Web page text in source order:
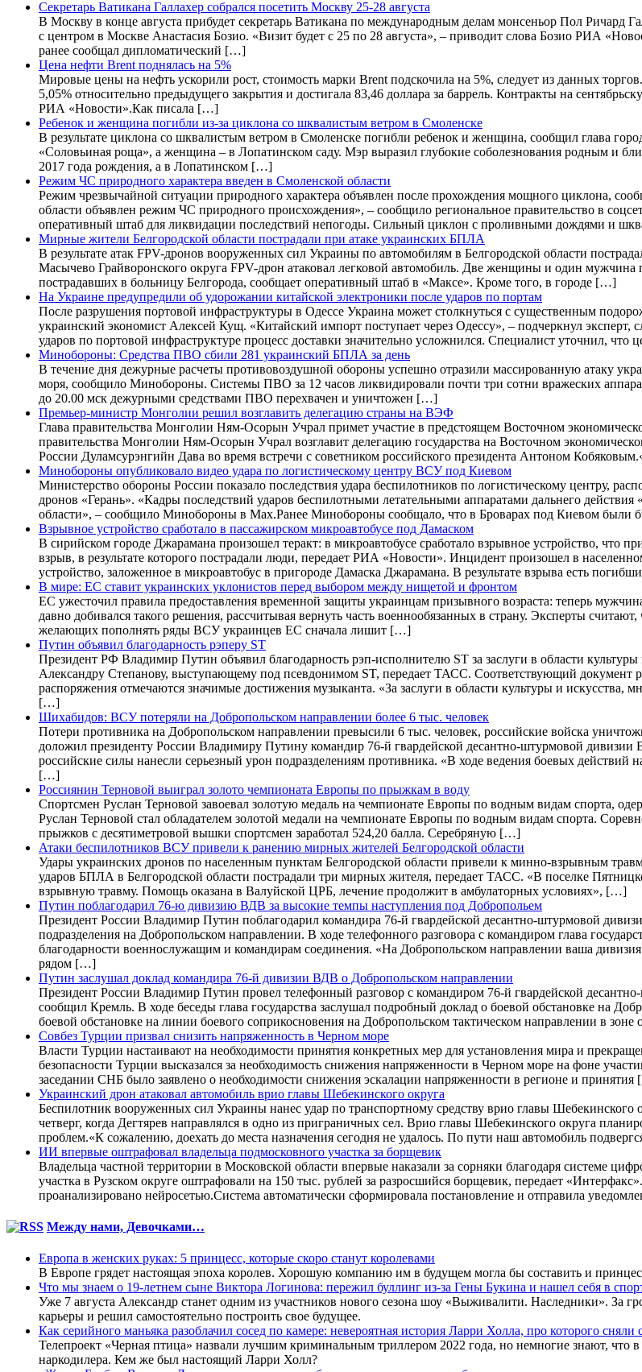
Секретарь Ватикана Галлахер собрался посетить Москву 25-28 августа
В Москву в конце августа прибудет секретарь Ватикана по международным делам монсеньор Пол Ричард
с центром в Москве Анастасия Бозио. «Визит будет с 25 по 28 августа», – приводит слова Бозио РИА
ранее сообщал дипломатический […]
Цена нефти Brent поднялась на 5%
Мировые цены на нефть ускорили рост, стоимость марки Brent подскочила на 5%, следует из данных
5,05% относительно предыдущего закрытия и достигала 83,46 доллара за баррель. Контракты на
РИА «Новости».Как писала […]
Ребенок и женщина погибли из-за циклона со шквалистым ветром в Смоленске
В результате циклона со шквалистым ветром в Смоленске погибли ребенок и женщина, сообщил глава
«Соловьиная роща», а женщина – в Лопатинском саду. Мэр выразил глубокие соболезнования родным и
2017 года рождения, а в Лопатинском […]
Режим ЧС природного характера введен в Смоленской области
Режим чрезвычайной ситуации природного характера объявлен после прохождения мощного циклона,
области объявлен режим ЧС природного происхождения», – сообщило региональное правительство в
оперативный штаб для ликвидации последствий непогоды. Сильный циклон с проливными дождями и
Мирные жители Белгородской области пострадали при атаке украинских БПЛА
В результате атак FPV-дронов вооруженных сил Украины по автомобилям в Белгородской области
Масычево Грайворонского округа FPV-дрон атаковал легковой автомобиль. Две женщины и один
пострадавших в больницу Белгорода, сообщает оперативный штаб в «Максе». Кроме того, в городе […]
На Украине предупредили об удорожании китайской электроники после ударов по портам
После разрушения портовой инфраструктуры в Одессе Украина может столкнуться с существенным
украинский экономист Алексей Кущ. «Китайский импорт поступает через Одессу», – подчеркнул эксперт,
ударов по портовой инфраструктуре процесс доставки значительно усложнился. Специалист уточнил,
Минобороны: Средства ПВО сбили 281 украинский БПЛА за день
В течение дня дежурные расчеты противовоздушной обороны успешно отразили массированную атаку
моря, сообщило Минобороны. Системы ПВО за 12 часов ликвидировали почти три сотни вражеских
до 20.00 мск дежурными средствами ПВО перехвачен и уничтожен […]
Премьер-министр Монголии решил возглавить делегацию страны на ВЭФ
Глава правительства Монголии Ням-Осорын Учрал примет участие в предстоящем Восточном
правительства Монголии Ням-Осорын Учрал возглавит делегацию государства на Восточном
России Дуламсурэнгийн Дава во время встречи с советником российского президента Антоном
Минобороны опубликовало видео удара по логистическому центру ВСУ под Киевом
Министерство обороны России показало последствия удара беспилотников по логистическому центру,
дронов «Герань». «Кадры последствий ударов беспилотными летательными аппаратами дальнего
области», – сообщило Минобороны в Max.Ранее Минобороны сообщало, что в Броварах под Киевом были
Взрывное устройство сработало в пассажирском микроавтобусе под Дамаском
В сирийском городе Джарамана произошел теракт: в микроавтобусе сработало взрывное устройство, что
взрыв, в результате которого пострадали люди, передает РИА «Новости». Инцидент произошел в
устройство, заложенное в микроавтобус в пригороде Дамаска Джарамана. В результате взрыва есть
В мире: ЕС ставит украинских уклонистов перед выбором между нищетой и фронтом
ЕС ужесточил правила предоставления временной защиты украинцам призывного возраста: теперь
давно добивался такого решения, рассчитывая вернуть часть военнообязанных в страну. Эксперты
желающих пополнять ряды ВСУ украинцев ЕС сначала лишит […]
Путин объявил благодарность рэперу ST
Президент РФ Владимир Путин объявил благодарность рэп-исполнителю ST за заслуги в области
Александру Степанову, выступающему под псевдонимом ST, передает ТАСС. Соответствующий документ
распоряжения отмечаются значимые достижения музыканта. «За заслуги в области культуры и искусства,
[…]
Шихабидов: ВСУ потеряли на Добропольском направлении более 6 тыс. человек
Потери противника на Добропольском направлении превысили 6 тыс. человек, российские войска
доложил президенту России Владимиру Путину командир 76-й гвардейской десантно-штурмовой
российские силы нанесли серьезный урон подразделениям противника. «В ходе ведения боевых действий
[…]
Россиянин Терновой выиграл золото чемпионата Европы по прыжкам в воду
Спортсмен Руслан Терновой завоевал золотую медаль на чемпионате Европы по водным видам спорта,
Руслан Терновой стал обладателем золотой медали на чемпионате Европы по водным видам спорта.
прыжков с десятиметровой вышки спортсмен заработал 524,20 балла. Серебряную […]
Атаки беспилотников ВСУ привели к ранению мирных жителей Белгородской области
Удары украинских дронов по населенным пунктам Белгородской области привели к минно-взрывным
ударов БПЛА в Белгородской области пострадали три мирных жителя, передает ТАСС. «В поселке
взрывную травму. Помощь оказана в Валуйской ЦРБ, лечение продолжит в амбулаторных условиях», […]
Путин поблагодарил 76-ю дивизию ВДВ за высокие темпы наступления под Добропольем
Президент России Владимир Путин поблагодарил командира 76-й гвардейской десантно-штурмовой
подразделения на Добропольском направлении. В ходе телефонного разговора с командиром глава
благодарности военнослужащим и командирам соединения. «На Добропольском направлении ваша
рядом […]
Путин заслушал доклад командира 76-й дивизии ВДВ о Добропольском направлении
Президент России Владимир Путин провел телефонный разговор с командиром 76-й гвардейской
сообщил Кремль. В ходе беседы глава государства заслушал подробный доклад о боевой обстановке на
боевой обстановке на линии боевого соприкосновения на Добропольском тактическом направлении в
Совбез Турции призвал снизить напряженность в Черном море
Власти Турции настаивают на необходимости принятия конкретных мер для установления мира и
безопасности Турции высказался за необходимость снижения напряженности в Черном море на фоне
заседании СНБ было заявлено о необходимости снижения эскалации напряженности в регионе и
Украинский дрон атаковал автомобиль врио главы Шебекинского округа
Беспилотник вооруженных сил Украины нанес удар по транспортному средству врио главы Шебекинского
четверг, когда Дегтярев направлялся в одно из приграничных сел. Врио главы Шебекинского округа
проблем.«К сожалению, доехать до места назначения сегодня не удалось. По пути наш автомобиль
ИИ впервые оштрафовал владельца подмосковного участка за борщевик
Владельца частной территории в Московской области впервые наказали за сорняки благодаря системе
участка в Рузском округе оштрафовали на 150 тыс. рублей за разросшийся борщевик, передает
проанализировано нейросетью.Система автоматически сформировала постановление и отправила
Между нами, Девочками…
Европа в женских руках: 5 принцесс, которые скоро станут королевами
В Европе грядет настоящая эпоха королев. Хорошую компанию им в будущем могла бы составить и
Что мы знаем о 19-летнем сыне Виктора Логинова: пережил буллинг из-за Гены Букина и нашел себя в
Уже 7 августа Александр станет одним из участников нового сезона шоу «Выживалити. Наследники». За
карьеры и решил самостоятельно построить свое будущее.
Как серийного маньяка разоблачил сосед по камере: невероятная история Ларри Холла, про которого сняли
Телепроект «Черная птица» назвали лучшим криминальным триллером 2022 года, но немногие знают, что
наркодилера. Кем же был настоящий Ларри Холл?